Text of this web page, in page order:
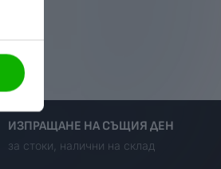
ИЗПРАЩАНЕ НА СЪЩИЯ ДЕН
за стоки, налични на склад